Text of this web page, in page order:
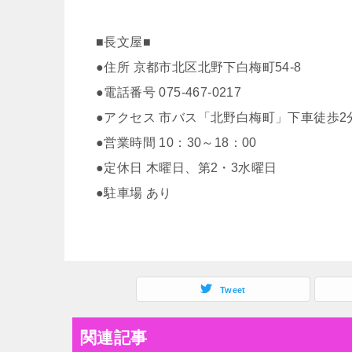
■長文屋■
●住所 京都市北区北野下白梅町54-8
●電話番号 075-467-0217
●アクセス 市バス「北野白梅町」下車徒歩2
●営業時間 10：30～18：00
●定休日 木曜日、第2・3水曜日
●駐車場 あり
Tweet
関連記事